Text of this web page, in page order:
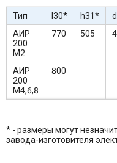
Тип l30* h31*
АИР
200
М2
770 505
АИР
200
М4,6,8
800
* - размеры могут
завода-изготовителя